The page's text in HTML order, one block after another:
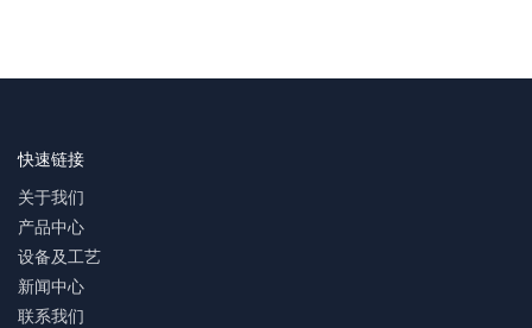
快速链接
关于我们
产品中心
设备及工艺
新闻中心
联系我们